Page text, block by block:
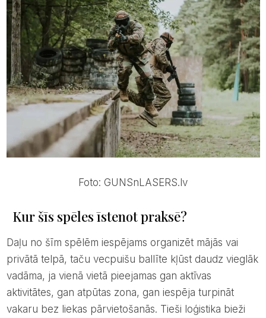
Foto: GUNSnLASERS.lv
Kur šīs spēles īstenot praksē?
Daļu no šīm spēlēm iespējams organizēt mājās vai
privātā telpā, taču vecpuišu ballīte kļūst daudz vieglāk
vadāma, ja vienā vietā pieejamas gan aktīvas
aktivitātes, gan atpūtas zona, gan iespēja turpināt
vakaru bez liekas pārvietošanās. Tieši loģistika bieži